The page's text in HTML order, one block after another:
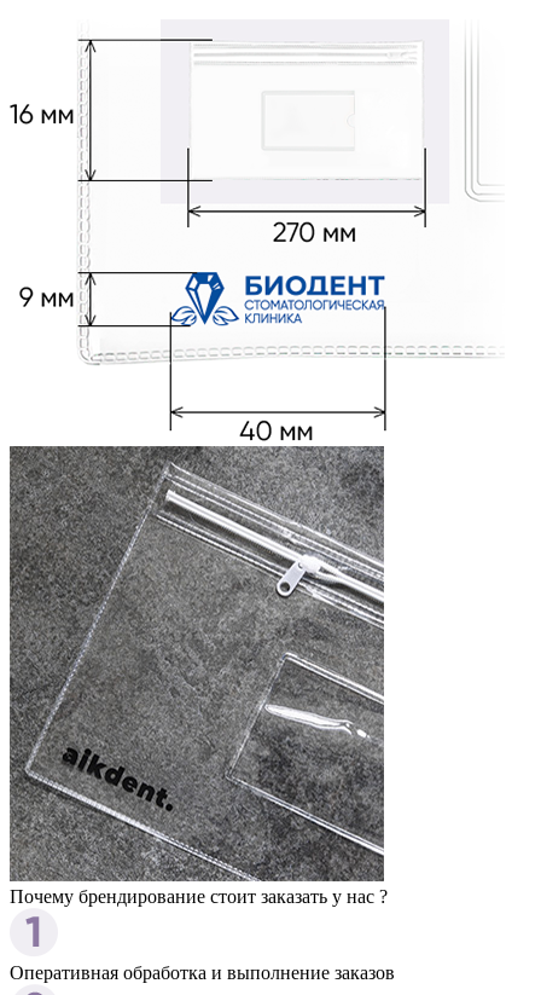
Почему брендирование стоит заказать у нас ?
Оперативная обработка и выполнение заказов